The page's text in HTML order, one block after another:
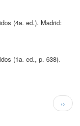
(4a. ed.). Madrid:
(1a. ed., p. 638).
››